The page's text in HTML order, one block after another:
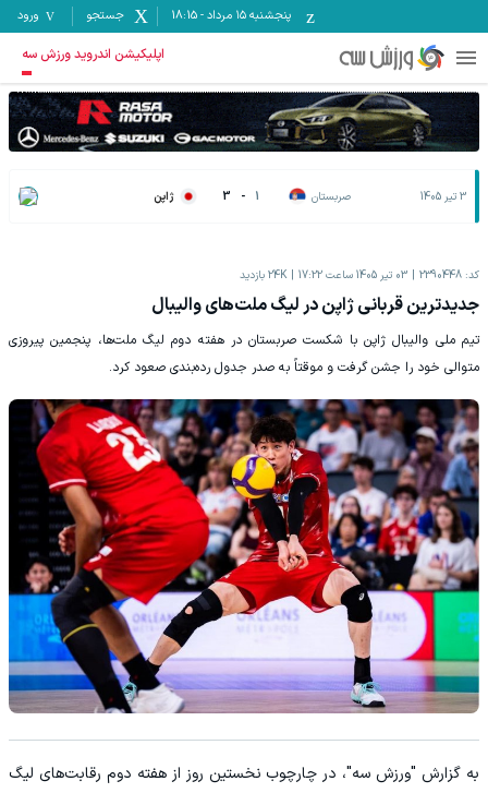
پنجشنبه ۱۵ مرداد -
18:15 جستجو ورود
اپلیکیشن اندروید ورزش سه
3 تیر 1405 صربستان 1
-
3 ژاپن
کد: 2390448 03 تیر 1405 ساعت 17:22 24K بازدید
جدیدترین قربانی ژاپن در لیگ ملت‌های والیبال
تیم ملی والیبال ژاپن با شکست صربستان در هفته دوم لیگ ملت‌ها، پنجمین پیروزی
متوالی خود را جشن گرفت و موقتاً به صدر جدول رده‌بندی صعود کرد.
به گزارش "ورزش سه"، در چارچوب نخستین روز از هفته دوم رقابت‌های لیگ